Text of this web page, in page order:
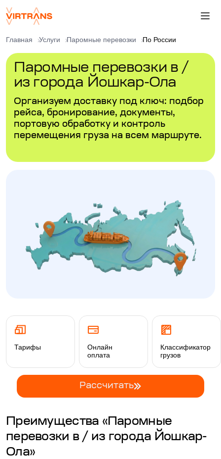
Главная Услуги Паромные перевозки По России
Паромные перевозки в /
из города Йошкар-Ола
Организуем доставку под ключ: подбор
рейса, бронирование, документы,
портовую обработку и контроль
перемещения груза на всем маршруте.
Тарифы
Онлайн
оплата
Классификатор
грузов
Рассчитать
Преимущества «Паромные
перевозки в / из города Йошкар-
Ола»